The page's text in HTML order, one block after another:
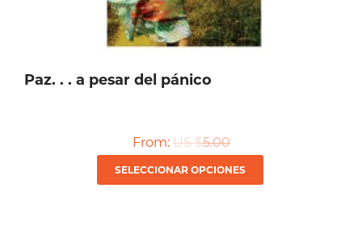
Paz. . . a pesar del pánico
From: US $5.00
SELECCIONAR OPCIONES